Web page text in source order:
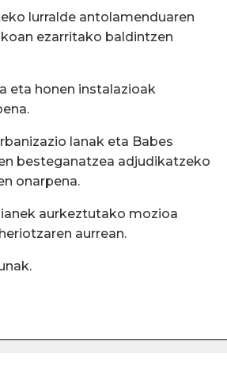
lurralde antolamenduaren
ezarritako baldintzen
eta honen instalazioak
lanak eta Babes
besteganatzea adjudikatzeko
onarpena.
aurkeztutako mozioa
aurrean.